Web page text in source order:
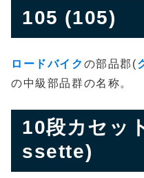
105 (105)
ロードバイク の部品郡(
の中級部品群の名称。
10段カセッ
ssette)